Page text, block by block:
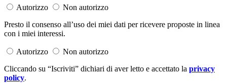
Autorizzo
Non autorizzo
Presto il consenso all’uso dei miei dati per ricevere proposte in linea
con i miei interessi.
Autorizzo
Non autorizzo
Cliccando su “Iscriviti” dichiari di aver letto e accettato la privacy
policy.